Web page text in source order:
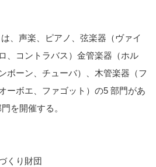
、声楽、ピアノ、弦楽器（ヴァイ
、コントラバス）金管楽器（ホル
ボーン、チューバ）、木管楽器（フ
ーボエ、ファゴット）の5 部門があ
を開催する。
くり財団